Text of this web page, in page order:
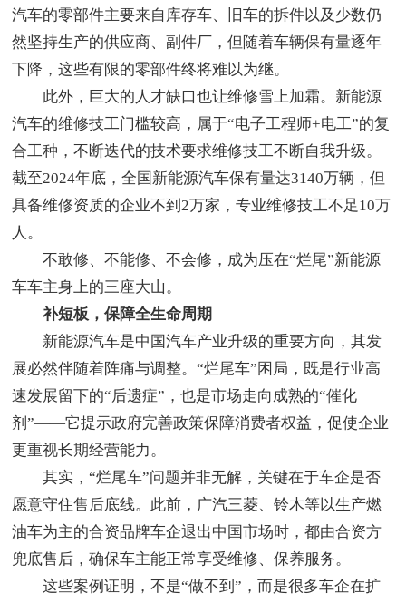
汽车的零部件主要来自库存车、旧车的拆件以及少数仍
然坚持生产的供应商、副件厂，但随着车辆保有量逐年
下降，这些有限的零部件终将难以为继。
此外，巨大的人才缺口也让维修雪上加霜。新能源
汽车的维修技工门槛较高，属于“电子工程师+电工”的复
合工种，不断迭代的技术要求维修技工不断自我升级。
截至2024年底，全国新能源汽车保有量达3140万辆，但
具备维修资质的企业不到2万家，专业维修技工不足10万
人。
不敢修、不能修、不会修，成为压在“烂尾”新能源
车车主身上的三座大山。
补短板，保障全生命周期
新能源汽车是中国汽车产业升级的重要方向，其发
展必然伴随着阵痛与调整。“烂尾车”困局，既是行业高
速发展留下的“后遗症”，也是市场走向成熟的“催化
剂”——它提示政府完善政策保障消费者权益，促使企业
更重视长期经营能力。
其实，“烂尾车”问题并非无解，关键在于车企是否
愿意守住售后底线。此前，广汽三菱、铃木等以生产燃
油车为主的合资品牌车企退出中国市场时，都由合资方
兜底售后，确保车主能正常享受维修、保养服务。
这些案例证明，不是“做不到”，而是很多车企在扩